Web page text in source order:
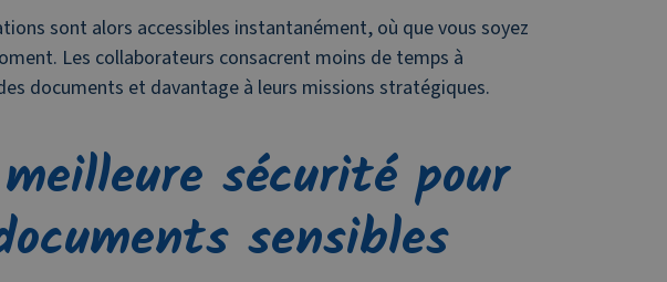
sont alors accessibles instantanément, où que vous soyez
Les collaborateurs consacrent moins de temps à
documents et davantage à leurs missions stratégiques.
sécurité pour
sensibles